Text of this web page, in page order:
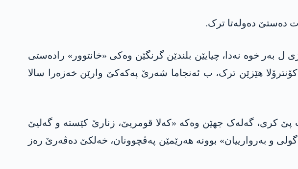
ژی ل بەر خوە نەدا، چیایێن بلندێن گرنگێن وەکی «خانتوور» رادەستی
هێزێن ترک، ب ئەنجاما شەرێ په‌كه‌كێ وارێن خەزەرا سالا
ئاڤاشین» دەست پێ کری، گەلەک جهێن وەکە «کەلا قومریێ، زنارێ کێسته‌ و گەلیێ
و بەروارییان» بوونە هەرێمێن پەڤچوونان، خەلکێ دەڤەرێ رەز